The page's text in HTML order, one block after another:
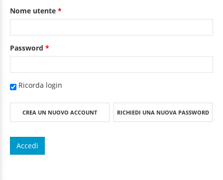
Nome utente *
Password *
Ricorda login
CREA UN NUOVO ACCOUNT RICHIEDI UNA NUOVA PASSWORD